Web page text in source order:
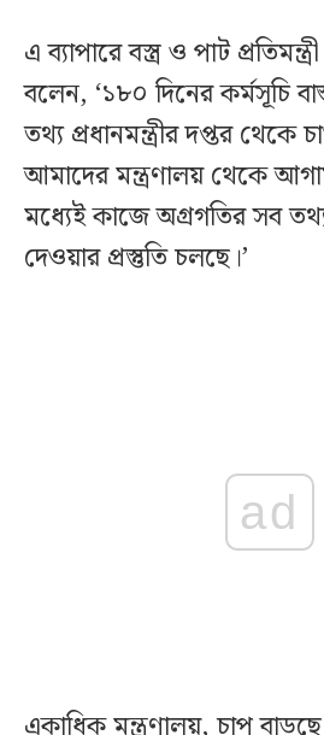
এ ব্যাপারে বস্ত্র ও পাট
বলেন, ‘১৮০ দিনের কর্মসূচি
তথ্য প্রধানমন্ত্রীর দপ্তর থেকে
আমাদের মন্ত্রণালয় থেকে
মধ্যেই কাজে অগ্রগতির সব
দেওয়ার প্রস্তুতি চলছে।’
ad